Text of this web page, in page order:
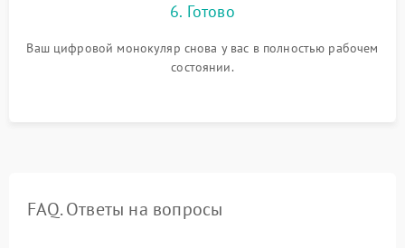
6. Готово
Ваш цифровой монокуляр снова у вас в полностью рабочем
состоянии.
FAQ. Ответы на вопросы